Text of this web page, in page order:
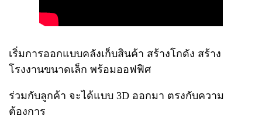
เริ่มการออกแบบคลังเก็บสินค้า สร้างโกดัง สร้าง
โรงงานขนาดเล็ก พร้อมออฟฟิศ
ร่วมกับลูกค้า จะได้แบบ 3D ออกมา ตรงกับความ
ต้องการ